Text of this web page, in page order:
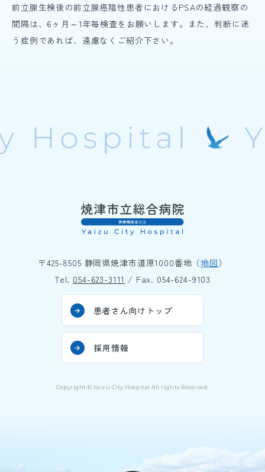
前立腺生検後の前立腺癌陰性患者におけるPSAの経過観察の
間隔は、6ヶ月～1年毎検査をお願いします。また、判断に迷
う症例であれば、遠慮なくご紹介下さい。
〒425-8505 静岡県焼津市道原1000番地（地図）
Tel. 054-623-3111 / Fax. 054-624-9103
患者さん向けトップ
採用情報
Copyright © Yaizu City Hospital All rights Reserved.